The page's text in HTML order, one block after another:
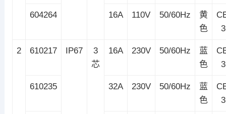
604264 16A 110V 50/60Hz
黄
色
2 610217 IP67
3
芯
16A 230V 50/60Hz
蓝
色
610235 32A 230V 50/60Hz
蓝
色